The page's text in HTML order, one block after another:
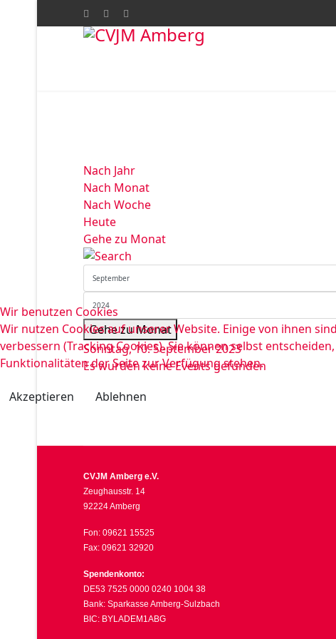
Nach Jahr
Nach Monat
Nach Woche
Heute
Gehe zu Monat
Gehe zu Monat
Sonntag, 10. September 2023
Es wurden keine Events gefunden
CVJM Amberg e.V.
Zeughausstr. 14
92224 Amberg
Fon: 09621 15525
Fax: 09621 32920
Spendenkonto:
DE53 7525 0000 0240 1004 38
Bank: Sparkasse Amberg-Sulzbach
BIC: BYLADEM1ABG
Wir benutzen Cookies
Wir nutzen Cookies auf unserer Website. Einige von ihnen
verbessern (Tracking Cookies). Sie können selbst
Funktionalitäten der Seite zur Verfügung stehen.
Akzeptieren
Ablehnen